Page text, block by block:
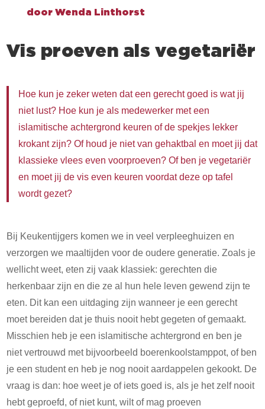
door Wenda Linthorst
Vis proeven als vegetariër
Hoe kun je zeker weten dat een gerecht goed is wat jij
niet lust? Hoe kun je als medewerker met een
islamitische achtergrond keuren of de spekjes lekker
krokant zijn? Of houd je niet van gehaktbal en moet jij dat
klassieke vlees even voorproeven? Of ben je vegetariër
en moet jij de vis even keuren voordat deze op tafel
wordt gezet?
Bij Keukentijgers komen we in veel verpleeghuizen en
verzorgen we maaltijden voor de oudere generatie. Zoals je
wellicht weet, eten zij vaak klassiek: gerechten die
herkenbaar zijn en die ze al hun hele leven gewend zijn te
eten. Dit kan een uitdaging zijn wanneer je een gerecht
moet bereiden dat je thuis nooit hebt gegeten of gemaakt.
Misschien heb je een islamitische achtergrond en ben je
niet vertrouwd met bijvoorbeeld boerenkoolstamppot, of ben
je een student en heb je nog nooit aardappelen gekookt. De
vraag is dan: hoe weet je of iets goed is, als je het zelf nooit
hebt geproefd, of niet kunt, wilt of mag proeven